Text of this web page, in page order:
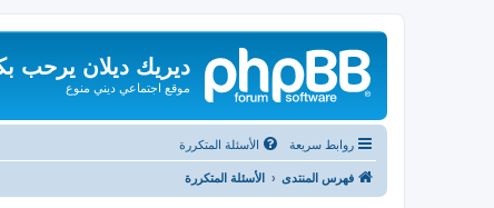
ديريك ديلان يرحب
موقع اجتماعي ديني منوع
روابط سريعة الأسئلة المتكررة
فهرس المنتدى الأسئلة المتكررة